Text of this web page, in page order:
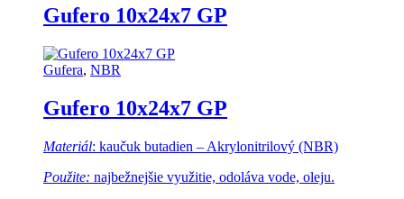
Gufero 10x24x7 GP
Gufera, NBR
Gufero 10x24x7 GP
Materiál: kaučuk butadien – Akrylonitrilový (NBR)
Použite: najbežnejšie využitie, odoláva vode, oleju.